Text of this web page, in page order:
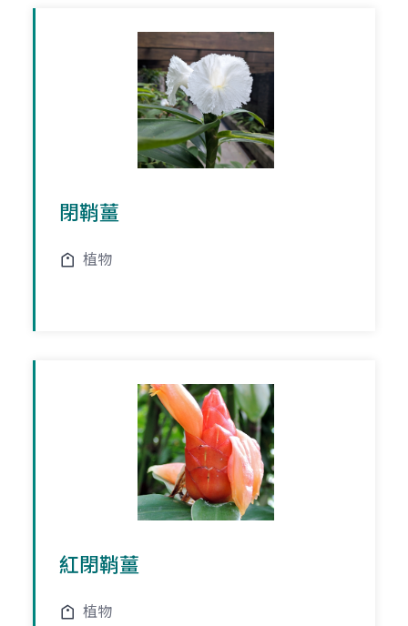
閉鞘薑
植物
紅閉鞘薑
植物